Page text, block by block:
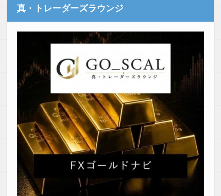
真・トレーダーズラウンジ